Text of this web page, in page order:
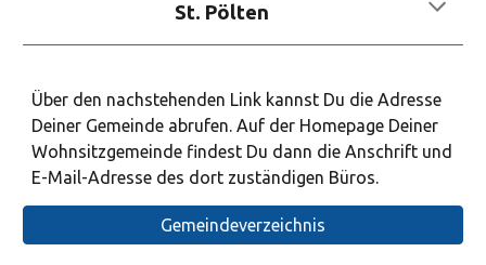
St. Pölten
Über den nachstehenden Link kannst Du die Adresse
Deiner Gemeinde abrufen. Auf der Homepage Deiner
Wohnsitzgemeinde findest Du dann die Anschrift und
E-Mail-Adresse des dort zuständigen Büros.
Gemeindeverzeichnis